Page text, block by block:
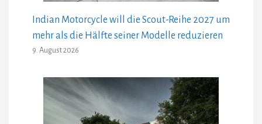
Indian Motorcycle will die Scout-Reihe 2027 um
mehr als die Hälfte seiner Modelle reduzieren
9. August 2026